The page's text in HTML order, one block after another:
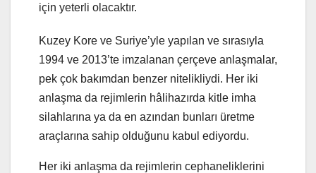
için yeterli olacaktır.
Kuzey Kore ve Suriye’yle yapılan ve sırasıyla
1994 ve 2013’te imzalanan çerçeve anlaşmalar,
pek çok bakımdan benzer nitelikliydi. Her iki
anlaşma da rejimlerin hâlihazırda kitle imha
silahlarına ya da en azından bunları üretme
araçlarına sahip olduğunu kabul ediyordu.
Her iki anlaşma da rejimlerin cephaneliklerini